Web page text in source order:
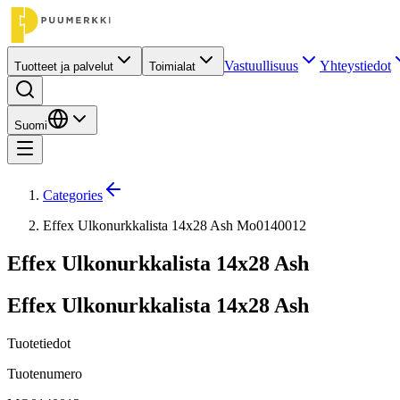
Tuotteet ja palvelut Toimialat Vastuullisuus Yhteystiedot
Suomi
Categories
Effex Ulkonurkkalista 14x28 Ash Mo0140012
Effex Ulkonurkkalista 14x28 Ash
Effex Ulkonurkkalista 14x28 Ash
Tuotetiedot
Tuotenumero